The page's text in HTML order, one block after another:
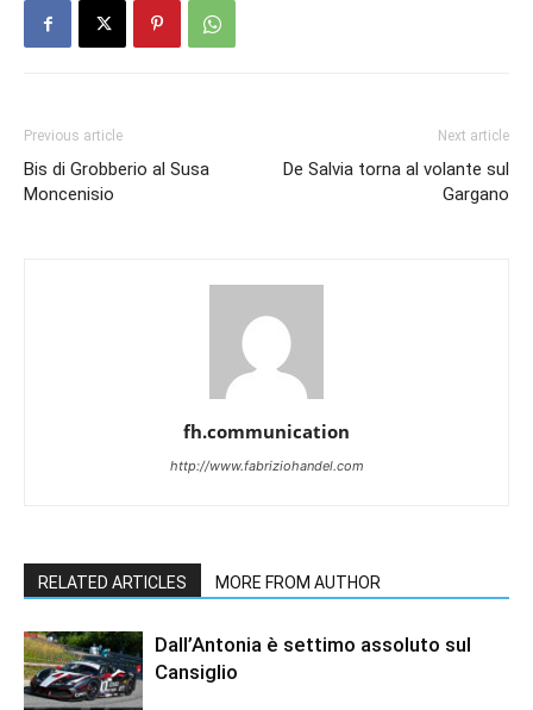
Previous article
Bis di Grobberio al Susa
Moncenisio
Next article
De Salvia torna al volante sul
Gargano
fh.communication
http://www.fabriziohandel.com
RELATED ARTICLES MORE FROM AUTHOR
Dall’Antonia è settimo assoluto sul
Cansiglio